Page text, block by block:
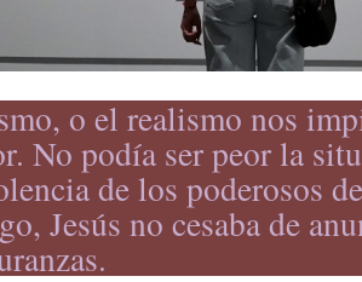
o el realismo nos
No podía ser peor la
de los poderosos
Jesús no cesaba de